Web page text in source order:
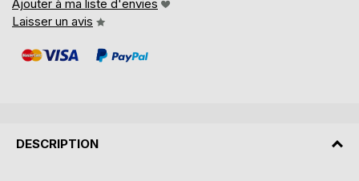
Ajouter à ma liste d'envies
Laisser un avis
DESCRIPTION